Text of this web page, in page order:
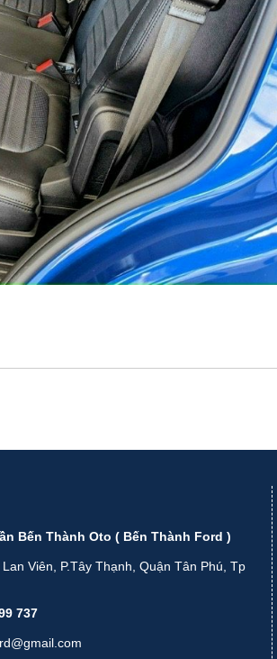
Bến Thành Oto ( Bến Thành Ford )
Viên, P.Tây Thạnh, Quận Tân Phú, Tp
737